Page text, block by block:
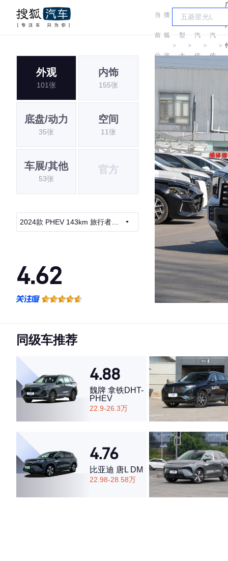
当
前
位
搜
狐
汽
＞
车
型
大
＞
广
汽
传
＞
广
汽
传
＞
外观
101张
内饰
155张
底盘/动力
35张
空间
11张
车展/其他
53张
官方
2024款 PHEV 143km 旅行者
4.62
·空间表现一般，低于60%同级车
同级车推荐
4.88
魏牌 拿铁DHT-
PHEV
22.9-26.3万
4.76
比亚迪 唐L DM
22.98-28.58万